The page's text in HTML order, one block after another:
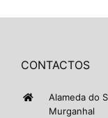
CONTACTOS
Alameda do
Murganhal